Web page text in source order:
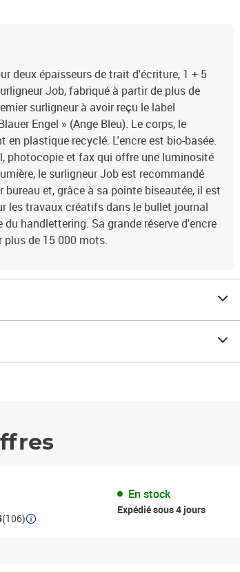
deux épaisseurs de trait d'écriture, 1 + 5
Job, fabriqué à partir de plus de
surligneur à avoir reçu le label
Engel » (Ange Bleu). Le corps, le
en plastique recyclé. L'encre est bio-basée.
photocopie et fax qui offre une luminosité
le surligneur Job est recommandé
et, grâce à sa pointe biseautée, il est
les travaux créatifs dans le bullet journal
handlettering. Sa grande réserve d'encre
plus de 15 000 mots.
(106)
En stock
Expédié sous 4 jours